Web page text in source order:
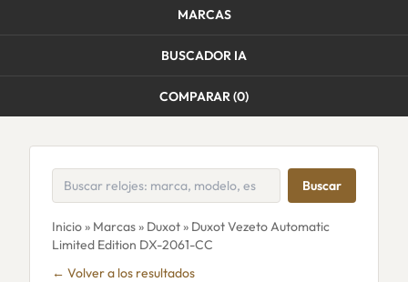
MARCAS
BUSCADOR IA
COMPARAR (0)
Buscar
Inicio» Marcas» Duxot» Duxot Vezeto Automatic
Limited Edition DX-2061-CC
← Volver a los resultados